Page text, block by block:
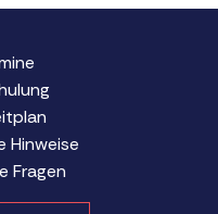
Hinweise
Fragen